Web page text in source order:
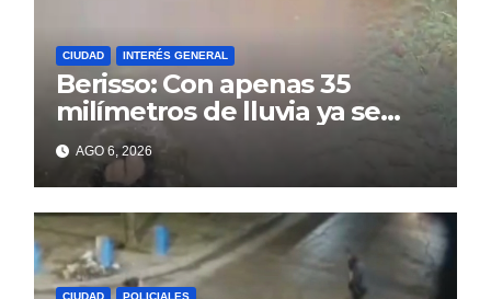
CIUDAD INTERÉS GENERAL
Berisso: Con apenas 35
milímetros de lluvia ya se
sienten los problemas
AGO 6, 2026
CIUDAD POLICIALES